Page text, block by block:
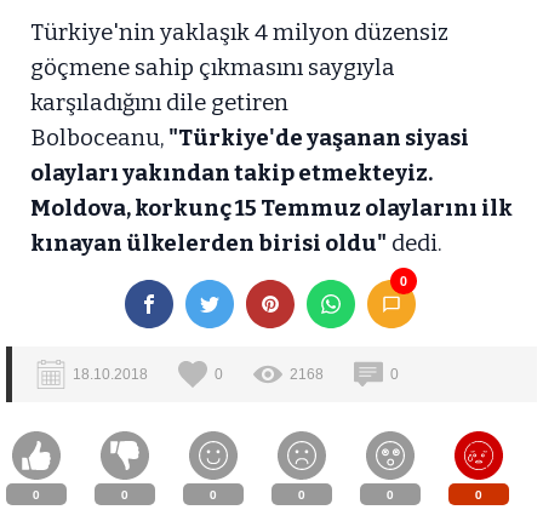
Türkiye'nin yaklaşık 4 milyon düzensiz
göçmene sahip çıkmasını saygıyla
karşıladığını dile getiren
Bolboceanu, "Türkiye'de yaşanan siyasi
olayları yakından takip etmekteyiz.
Moldova, korkunç 15 Temmuz olaylarını ilk
kınayan ülkelerden birisi oldu" dedi.
0
18.10.2018 0 2168 0
0 0 0 0 0 0